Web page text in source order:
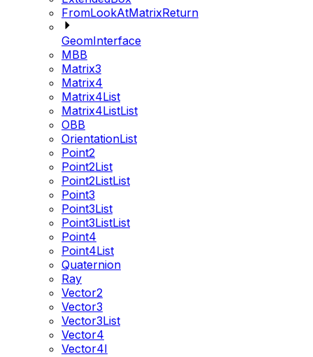
FromLookAtMatrixReturn
GeomInterface
MBB
Matrix3
Matrix4
Matrix4List
Matrix4ListList
OBB
OrientationList
Point2
Point2List
Point2ListList
Point3
Point3List
Point3ListList
Point4
Point4List
Quaternion
Ray
Vector2
Vector3
Vector3List
Vector4
Vector4I